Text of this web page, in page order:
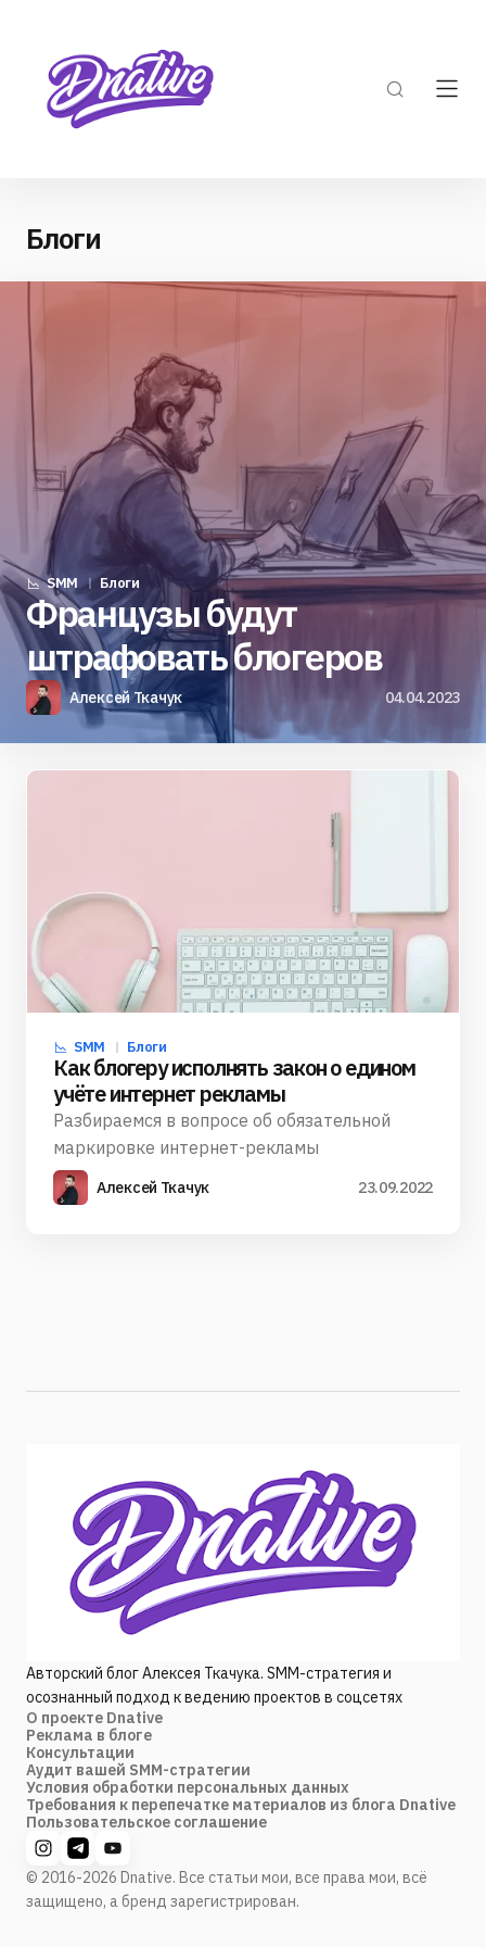
Блоги
SMM Блоги
Французы будут
штрафовать блогеров
Алексей Ткачук 04.04.2023
SMM Блоги
Как блогеру исполнять закон о едином
учёте интернет рекламы
Разбираемся в вопросе об обязательной
маркировке интернет-рекламы
Алексей Ткачук 23.09.2022
Авторский блог Алексея Ткачука. SMM-стратегия и
осознанный подход к ведению проектов в соцсетях
О проекте Dnative
Реклама в блоге
Консультации
Аудит вашей SMM-стратегии
Условия обработки персональных данных
Требования к перепечатке материалов из блога Dnative
Пользовательское соглашение
© 2016-2026 Dnative. Все статьи мои, все права мои, всё
защищено, а бренд зарегистрирован.